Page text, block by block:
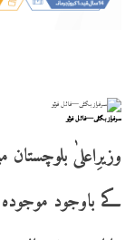
سرفراز بگٹی—فائل فوٹو
وزیرِاعلیٰ
کے باوجود